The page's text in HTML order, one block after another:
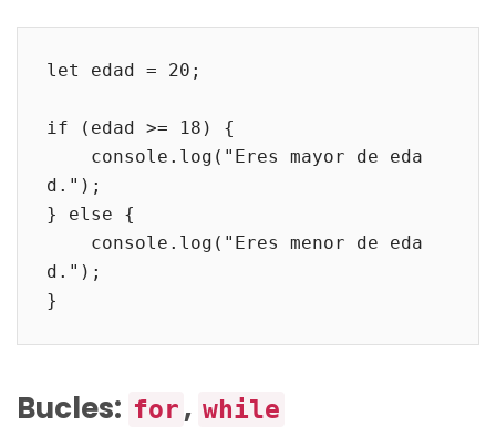
let edad = 20;
if (edad >= 18) {
d.");
} else {
d.");
}
Bucles: for , while